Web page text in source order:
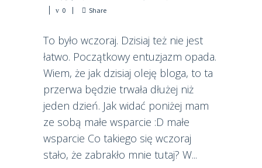
0
Share
To było wczoraj. Dzisiaj też nie jest
łatwo. Początkowy entuzjazm opada.
Wiem, że jak dzisiaj oleję bloga, to ta
przerwa będzie trwała dłużej niż
jeden dzień. Jak widać poniżej mam
ze sobą małe wsparcie :D małe
wsparcie Co takiego się wczoraj
stało, że zabrakło mnie tutaj? W...